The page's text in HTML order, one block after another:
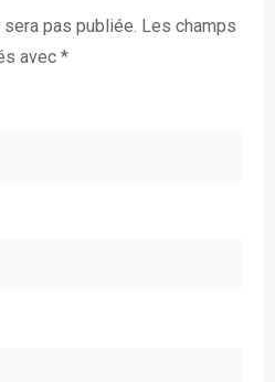
pas publiée. Les champs
avec *